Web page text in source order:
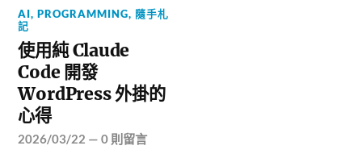
AI,PROGRAMMING, 隨手札
記
使用純 Claude
Code 開發
WordPress 外掛的
心得
2026/03/22 —0 則留言